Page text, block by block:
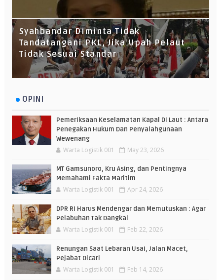
Syahbandar Diminta Tidak
Tandatangani PKL, Jika Upah Pelaut
Tidak Sesuai Standar
OPINI
Pemeriksaan Keselamatan Kapal Di Laut : Antara
Penegakan Hukum Dan Penyalahgunaan
Wewenang
Warta Logistik 001 May 23, 2026
MT Gamsunoro, Kru Asing, dan Pentingnya
Memahami Fakta Maritim
Warta Logistik 001 Apr 24, 2026
DPR RI Harus Mendengar dan Memutuskan : Agar
Pelabuhan Tak Dangkal
Warta Logistik 001 Feb 22, 2026
Renungan Saat Lebaran Usai, Jalan Macet,
Pejabat Dicari
Warta Logistik 001 Feb 14, 2026